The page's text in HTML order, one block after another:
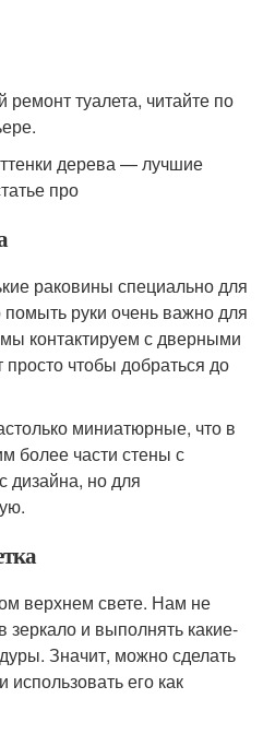
ремонт туалета, читайте по
дерева — лучшие
про
раковины специально для
руки очень важно для
контактируем с дверными
просто чтобы добраться до
миниатюрные, что в
более части стены с
дизайна, но для
верхнем свете. Нам не
зеркало и выполнять какие-
Значит, можно сделать
его как